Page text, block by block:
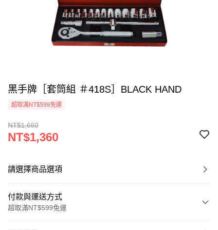
黑手牌［套筒組 ＃418S］BLACK HAND
超取滿NT$599免運
NT$1,660
NT$1,360
請選擇商品選項
付款與運送方式
超取滿NT$599免運